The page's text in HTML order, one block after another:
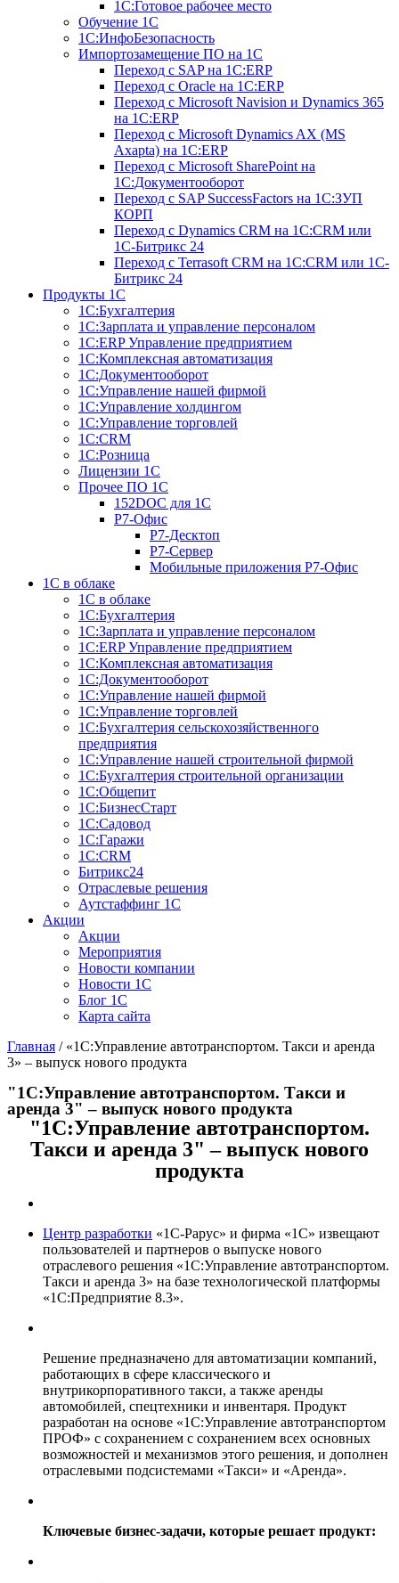
1С:Готовое рабочее место
Обучение 1С
1С:ИнфоБезопасность
Импортозамещение ПО на 1С
Переход с SAP на 1С:ERP
Переход с Оracle на 1С:ERP
Переход с Microsoft Navision и Dynamics 365
на 1С:ERP
Переход с Microsoft Dynamics AX (MS
Axapta) на 1С:ERP
Переход с Microsoft SharePoint на
1С:Документооборот
Переход с SAP SuccessFactors на 1С:ЗУП
КОРП
Переход с Dynamics CRM на 1С:CRM или
1С-Битрикс 24
Переход с Terrasoft CRM на 1С:CRM или 1С-
Битрикс 24
Продукты 1С
1С:Бухгалтерия
1С:Зарплата и управление персоналом
1С:ERP Управление предприятием
1С:Комплексная автоматизация
1С:Документооборот
1С:Управление нашей фирмой
1C:Управление холдингом
1С:Управление торговлей
1С:CRM
1С:Розница
Лицензии 1С
Прочее ПО 1С
152DOC для 1С
Р7-Офис
Р7-Десктоп
Р7-Сервер
Мобильные приложения Р7-Офис
1С в облаке
1С в облаке
1С:Бухгалтерия
1С:Зарплата и управление персоналом
1С:ERP Управление предприятием
1С:Комплексная автоматизация
1С:Документооборот
1С:Управление нашей фирмой
1С:Управление торговлей
1С:Бухгалтерия сельскохозяйственного
предприятия
1С:Управление нашей строительной фирмой
1С:Бухгалтерия строительной организации
1С:Общепит
1С:БизнеcСтарт
1С:Садовод
1С:Гаражи
1С:CRM
Битрикс24
Отраслевые решения
Аутстаффинг 1С
Акции
Акции
Мероприятия
Новости компании
Новости 1С
Блог 1С
Карта сайта
Главная / «1С:Управление автотранспортом. Такси и аренда
3» – выпуск нового продукта
"1С:Управление автотранспортом. Такси и
аренда 3" – выпуск нового продукта
"1С:Управление автотранспортом.
Такси и аренда 3" – выпуск нового
продукта
Центр разработки «1С-Рарус» и фирма «1С» извещают
пользователей и партнеров о выпуске нового
отраслевого решения «1С:Управление автотранспортом.
Такси и аренда 3» на базе технологической платформы
«1С:Предприятие 8.3».
Решение предназначено для автоматизации компаний,
работающих в сфере классического и
внутрикорпоративного такси, а также аренды
автомобилей, спецтехники и инвентаря. Продукт
разработан на основе «1С:Управление автотранспортом
ПРОФ» с сохранением с сохранением всех основных
возможностей и механизмов этого решения, и дополнен
отраслевыми подсистемами «Такси» и «Аренда».
Ключевые бизнес-задачи, которые решает продукт: